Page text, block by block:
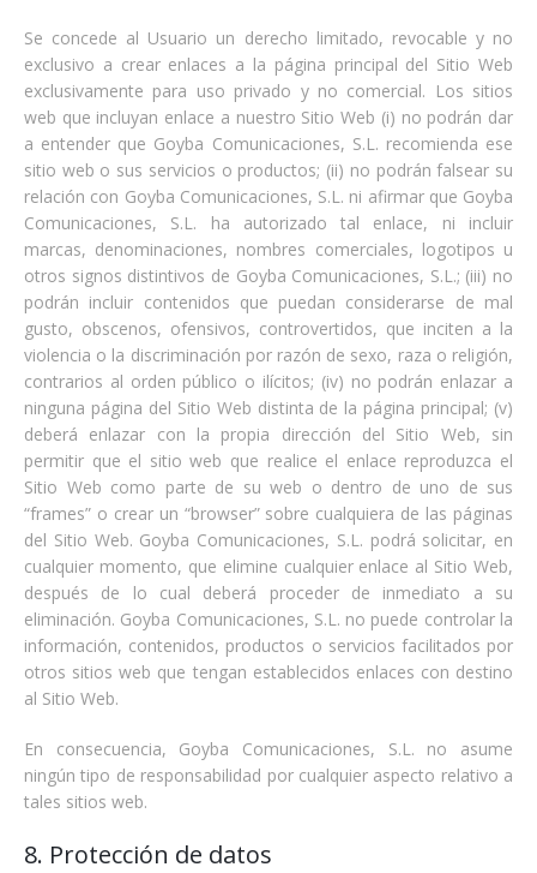
Se concede al Usuario un derecho limitado, revocable y no
exclusivo a crear enlaces a la página principal del Sitio Web
exclusivamente para uso privado y no comercial. Los sitios
web que incluyan enlace a nuestro Sitio Web (i) no podrán dar
a entender que Goyba Comunicaciones, S.L. recomienda ese
sitio web o sus servicios o productos; (ii) no podrán falsear su
relación con Goyba Comunicaciones, S.L. ni afirmar que Goyba
Comunicaciones, S.L. ha autorizado tal enlace, ni incluir
marcas, denominaciones, nombres comerciales, logotipos u
otros signos distintivos de Goyba Comunicaciones, S.L.; (iii) no
podrán incluir contenidos que puedan considerarse de mal
gusto, obscenos, ofensivos, controvertidos, que inciten a la
violencia o la discriminación por razón de sexo, raza o religión,
contrarios al orden público o ilícitos; (iv) no podrán enlazar a
ninguna página del Sitio Web distinta de la página principal; (v)
deberá enlazar con la propia dirección del Sitio Web, sin
permitir que el sitio web que realice el enlace reproduzca el
Sitio Web como parte de su web o dentro de uno de sus
“frames” o crear un “browser” sobre cualquiera de las páginas
del Sitio Web. Goyba Comunicaciones, S.L. podrá solicitar, en
cualquier momento, que elimine cualquier enlace al Sitio Web,
después de lo cual deberá proceder de inmediato a su
eliminación. Goyba Comunicaciones, S.L. no puede controlar la
información, contenidos, productos o servicios facilitados por
otros sitios web que tengan establecidos enlaces con destino
al Sitio Web.
En consecuencia, Goyba Comunicaciones, S.L. no asume
ningún tipo de responsabilidad por cualquier aspecto relativo a
tales sitios web.
8. Protección de datos